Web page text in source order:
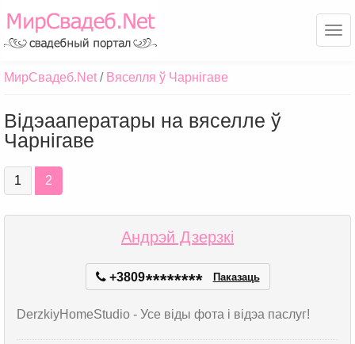
МирСвадеб.Net Вяселля ў Чарнігаве
Відэааператары на вяселле ў
Чарнігаве
1 2
Андрэй Дзерзкі
+3809******** Паказаць
DerzkiyHomeStudio - Усе віды фота і відэа паслуг!